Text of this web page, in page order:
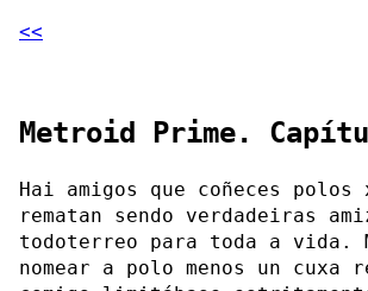
<<
Metroid Prime.
Hai amigos que coñeces polos
rematan sendo verdadeiras
todoterreo para toda a vida.
nomear a polo menos un cuxa